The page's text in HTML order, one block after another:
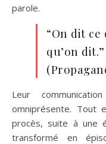
parole.
“On dit ce
qu’on
Leur
omniprésente. Tout
procès, suite à une
transformé en